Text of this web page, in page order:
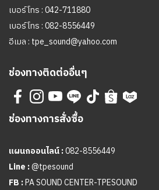
เบอร์โทร :042-711880
เบอร์โทร :082-8556449
อีเมล : tpe_sound@yahoo.com
ช่องทางติดต่ออื่นๆ
ช่องทางการสั่งซื้อ
แผนกออนไลน์ :082-8556449
Line :@tpesound
FB :PA SOUND CENTER-TPESOUND